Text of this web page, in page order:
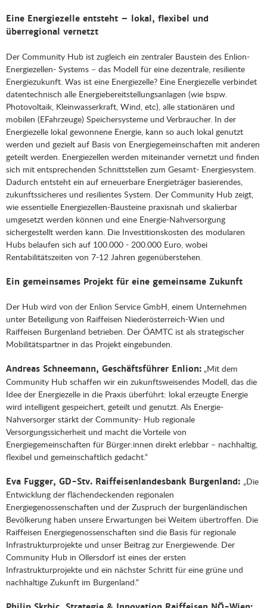
Eine Energiezelle entsteht – lokal, flexibel und
überregional vernetzt
Der Community Hub ist zugleich ein zentraler Baustein des Enlion-
Energiezellen- Systems – das Modell für eine dezentrale, resiliente
Energiezukunft. Was ist eine Energiezelle? Eine Energiezelle verbindet
datentechnisch alle Energiebereitstellungsanlagen (wie bspw.
Photovoltaik, Kleinwasserkraft, Wind, etc), alle stationären und
mobilen (EFahrzeuge) Speichersysteme und Verbraucher. In der
Energiezelle lokal gewonnene Energie, kann so auch lokal genutzt
werden und gezielt auf Basis von Energiegemeinschaften mit anderen
geteilt werden. Energiezellen werden miteinander vernetzt und finden
sich mit entsprechenden Schnittstellen zum Gesamt- Energiesystem.
Dadurch entsteht ein auf erneuerbare Energieträger basierendes,
zukunftssicheres und resilientes System. Der Community Hub zeigt,
wie essentielle Energiezellen-Bausteine praxisnah und skalierbar
umgesetzt werden können und eine Energie-Nahversorgung
sichergestellt werden kann. Die Investitionskosten des modularen
Hubs belaufen sich auf 100.000 - 200.000 Euro, wobei
Rentabilitätszeiten von 7-12 Jahren gegenüberstehen.
Ein gemeinsames Projekt für eine gemeinsame Zukunft
Der Hub wird von der Enlion Service GmbH, einem Unternehmen
unter Beteiligung von Raiffeisen Niederösterreich-Wien und
Raiffeisen Burgenland betrieben. Der ÖAMTC ist als strategischer
Mobilitätspartner in das Projekt eingebunden.
Andreas Schneemann, Geschäftsführer Enlion: „Mit dem
Community Hub schaffen wir ein zukunftsweisendes Modell, das die
Idee der Energiezelle in die Praxis überführt: lokal erzeugte Energie
wird intelligent gespeichert, geteilt und genutzt. Als Energie-
Nahversorger stärkt der Community- Hub regionale
Versorgungssicherheit und macht die Vorteile von
Energiegemeinschaften für Bürger:innen direkt erlebbar – nachhaltig,
flexibel und gemeinschaftlich gedacht.“
Eva Fugger, GD-Stv. Raiffeisenlandesbank Burgenland: „Die
Entwicklung der flächendeckenden regionalen
Energiegenossenschaften und der Zuspruch der burgenländischen
Bevölkerung haben unsere Erwartungen bei Weitem übertroffen. Die
Raiffeisen Energiegenossenschaften sind die Basis für regionale
Infrastrukturprojekte und unser Beitrag zur Energiewende. Der
Community Hub in Ollersdorf ist eines der ersten
Infrastrukturprojekte und ein nächster Schritt für eine grüne und
nachhaltige Zukunft im Burgenland.“